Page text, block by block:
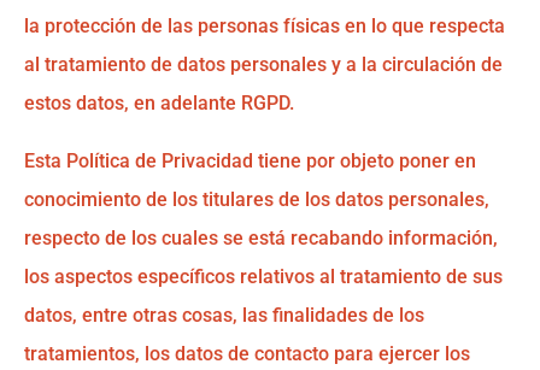
la protección de las personas físicas en lo que respecta
al tratamiento de datos personales y a la circulación de
estos datos, en adelante RGPD.
Esta Política de Privacidad tiene por objeto poner en
conocimiento de los titulares de los datos personales,
respecto de los cuales se está recabando información,
los aspectos específicos relativos al tratamiento de sus
datos, entre otras cosas, las finalidades de los
tratamientos, los datos de contacto para ejercer los